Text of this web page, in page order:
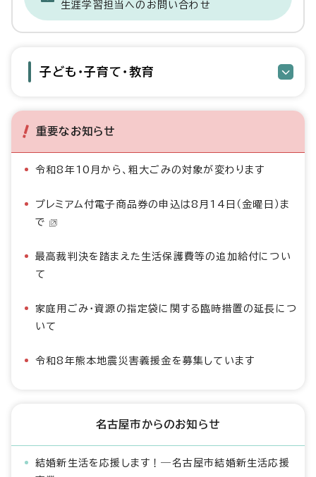
生涯学習担当へのお問い合わせ
子ども・子育て・教育
重要なお知らせ
令和8年10月から、粗大ごみの対象が変わります
プレミアム付電子商品券の申込は8月14日（金曜日）ま
で
最高裁判決を踏まえた生活保護費等の追加給付につい
て
家庭用ごみ・資源の指定袋に関する臨時措置の延長につ
いて
令和8年熊本地震災害義援金を募集しています
名古屋市からのお知らせ
結婚新生活を応援します！―名古屋市結婚新生活応援